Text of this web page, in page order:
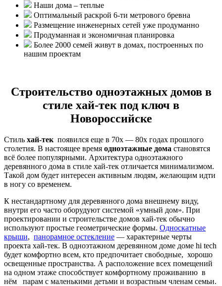
Наши дома – теплые
Оптимальный раскрой 6-ти метрового бревна
Размещение инженерных сетей уже продуманно
Продуманная и экономичная планировка
Более 2000 семей живут в домах, построенных по
нашим проектам
Строительство одноэтажных домов в
стиле хай-тек под ключ в
Новороссийске
Стиль хай-тек появился еще в 70х — 80х годах прошлого
столетия. В настоящее время одноэтажные дома становятся
всё более популярными. Архитектура одноэтажного
деревянного дома в стиле хай-тек отличается минимализмом.
Такой дом будет интересен активным людям, желающим идти
в ногу со временем.
К нестандартному для деревянного дома внешнему виду,
внутри его часто оборудуют системой «умный дом». При
проектировании и строительстве домов хай-тек обычно
используют простые геометрические формы. Односкатные
крыши, панорамное остекление — характерные черты
проекта хай-тек. В одноэтажном деревянном доме доме hi tech
будет комфортно всем, кто предпочитает свободные, хорошо
освещенные пространства. А расположение всех помещений
на одном этаже способствует комфортному проживанию в
нём парам с маленькими детьми и возрастным членам семьи.